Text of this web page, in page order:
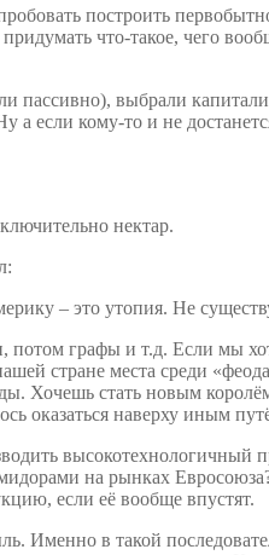
построить
что-такое, чего
пассивно), выбрали
если кому-то и не
нектар.
– это утопия. Не
графы и т.д. Если мы
стране места среди
Хочешь стать новым
оказаться наверху иным
высокотехнологичный
на рынках
если её вообще впустят.
в такой